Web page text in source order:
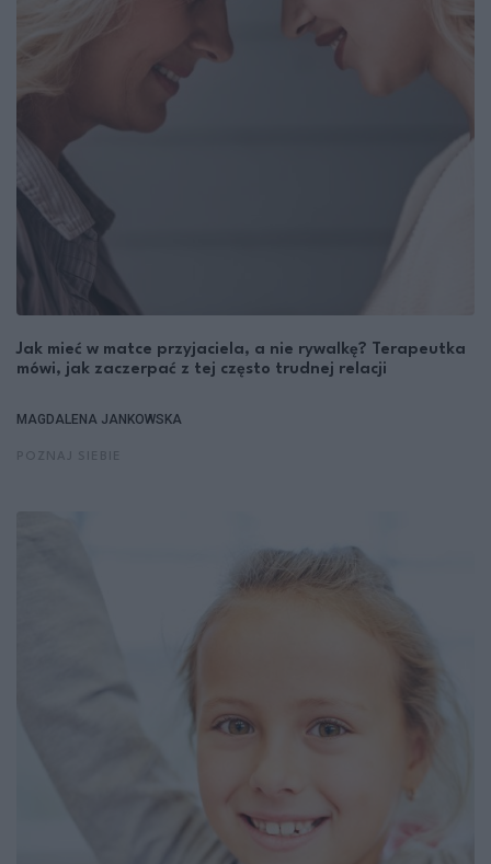
Jak mieć w matce przyjaciela, a nie rywalkę? Terapeutka
mówi, jak zaczerpać z tej często trudnej relacji
MAGDALENA JANKOWSKA